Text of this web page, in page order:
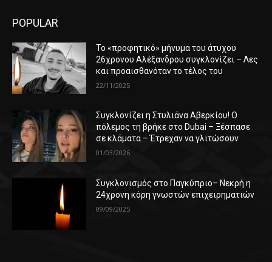
POPULAR
Το «προφητικό» μήνυμα του άτυχου
26χρονου Αλέξανδρου συγκλονίζει – Λες
και προαισθανόταν το τέλος του
22/11/2025
Συγκλονίζει η Στυλιάνα Αβερκίου! Ο
πόλεμος τη βρήκε στο Dubai – Ξέσπασε
σε κλάματα – Έτρεχαν να γλιτώσουν
01/03/2026
Συγκλονισμός στο Παγκύπριο– Νεκρή η
24χρονη κόρη γνωστών επιχειρηματιών
09/09/2025